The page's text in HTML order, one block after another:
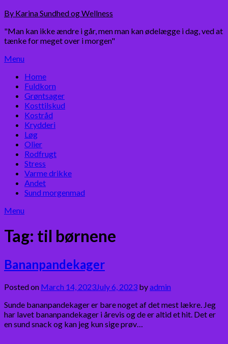
Skip
content
By Karina Sundhed og Wellness
"Man kan ikke ændre i går, men man kan ødelægge i dag, ved at
tænke for meget over i morgen"
Menu
Home
Fuldkorn
Grøntsager
Kosttilskud
Kostråd
Krydderi
Løg
Olier
Rodfrugt
Stress
Varme drikke
Andet
Sund morgenmad
Menu
Tag: til børnene
Bananpandekager
Posted on March 14, 2023July 6, 2023 byadmin
Sunde bananpandekager er bare noget af det mest lækre. Jeg
har lavet bananpandekager i årevis og de er altid et hit. Det er
en sund snack og kan jeg kun sige prøv…